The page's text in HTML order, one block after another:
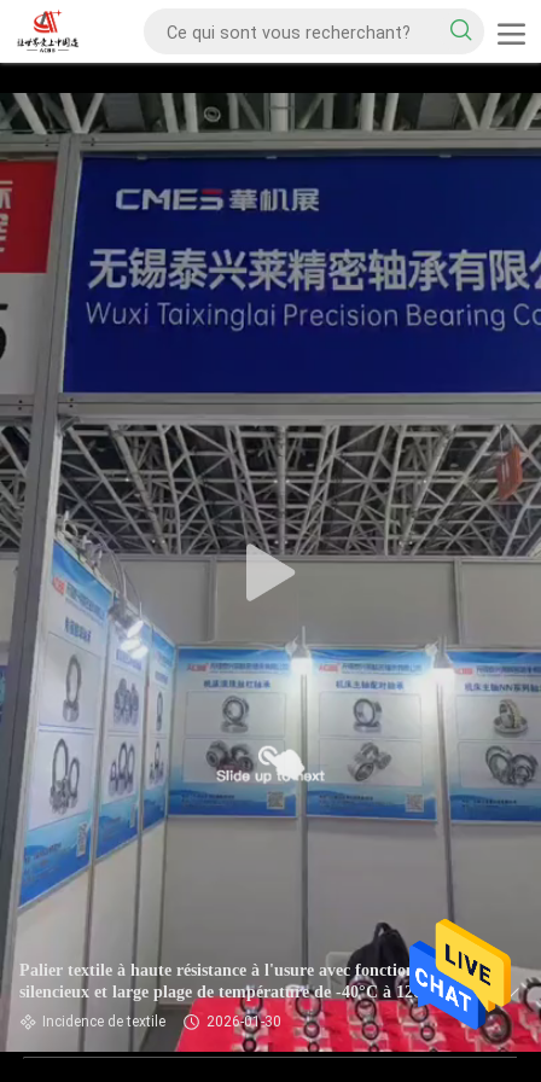
Palier textile à haute résistance à l'usure avec fonctionnement
silencieux et large plage de température de -40°C à 120°C
Incidence de textile 2026-01-30